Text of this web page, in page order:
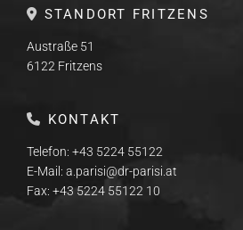
 STANDORT FRITZENS
Austraße 51
6122 Fritzens
 KONTAKT
Telefon: +43 5224 55122
E-Mail: a.parisi@dr-parisi.at
Fax: +43 5224 55122 10